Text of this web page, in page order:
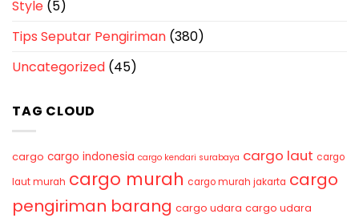
Style (5)
Tips Seputar Pengiriman (380)
Uncategorized (45)
TAG CLOUD
cargo cargo indonesia cargo kendari surabaya cargo laut cargo
laut murah cargo murah cargo murah jakarta cargo
pengiriman barang cargo udara cargo udara